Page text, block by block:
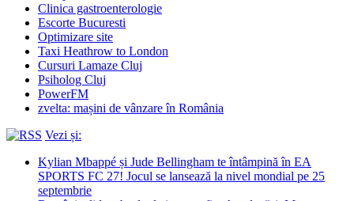
Clinica gastroenterologie
Escorte Bucuresti
Optimizare site
Taxi Heathrow to London
Cursuri Lamaze Cluj
Psiholog Cluj
PowerFM
zvelta: mașini de vânzare în România
Vezi și:
Kylian Mbappé și Jude Bellingham te întâmpină în EA
SPORTS FC 27! Jocul se lansează la nivel mondial pe 25
septembrie